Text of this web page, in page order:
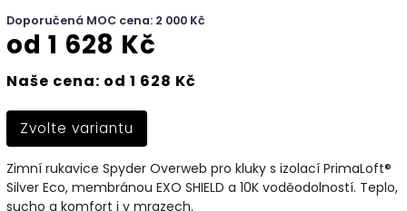
Doporučená MOC cena: 2 000 Kč
od 1 628 Kč
Naše cena: od 1 628 Kč
Zvolte variantu
Zimní rukavice Spyder Overweb pro kluky s izolací PrimaLoft®
Silver Eco, membránou EXO SHIELD a 10K voděodolností. Teplo,
sucho a komfort i v mrazech.